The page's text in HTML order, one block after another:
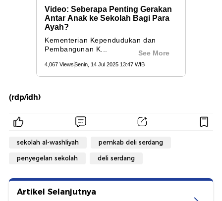
(rdp/idh)
sekolah al-washliyah pemkab deli serdang
penyegelan sekolah deli serdang
Artikel Selanjutnya